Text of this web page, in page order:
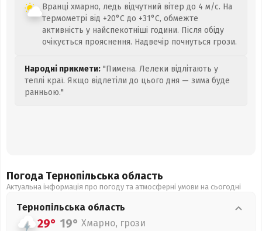
Вранці хмарно, ледь відчутний вітер до 4 м/с. На
термометрі від +20°C до +31°C, обмежте
активність у найспекотніші години. Після обіду
очікується прояснення. Надвечір почнуться грози.
Народні прикмети: "Пимена. Лелеки відлітають у
теплі краї. Якщо відлетіли до цього дня — зима буде
ранньою."
Погода Тернопільська область
Актуальна інформація про погоду та атмосферні умови на сьогодні
Тернопільська область
29° 19° Хмарно, грози